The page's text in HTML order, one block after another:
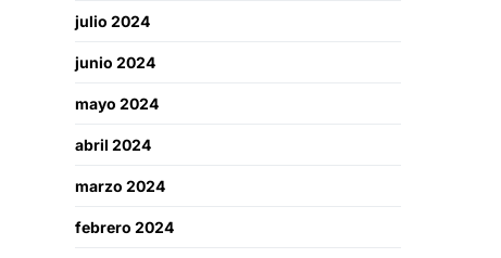
julio 2024
junio 2024
mayo 2024
abril 2024
marzo 2024
febrero 2024